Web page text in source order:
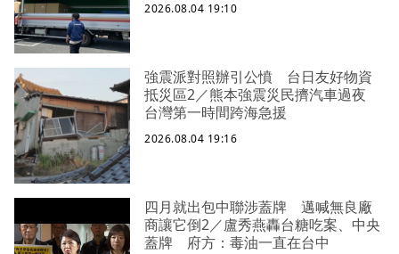
2026.08.04 19:10
強震派對照辦引公憤 台日友好物資
抵災區2／熊本強震災民擠汽車過夜
台灣第一時間跨海急援
2026.08.04 19:16
四月就出包中聯涉蓋牌 邁喊無良廠
商讓它倒2／盧秀燕轟台糖吃案、中央
蓋牌 府方：毒油一直在台中